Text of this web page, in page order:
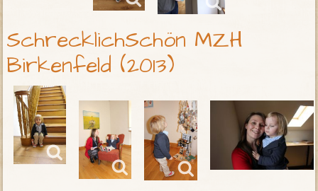
SchrecklichSchön MZH
Birkenfeld (2013)